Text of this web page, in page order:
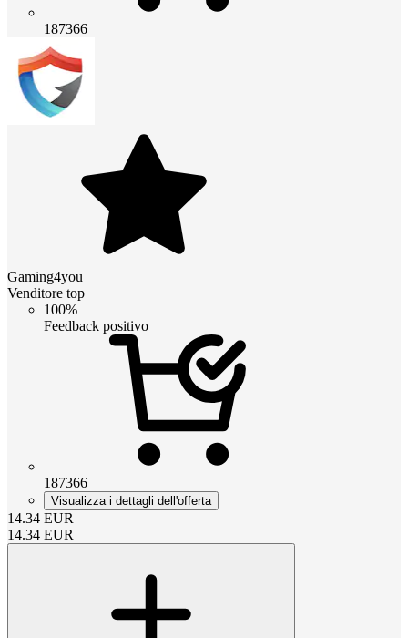
187366
Gaming4you
Venditore top
100%
Feedback positivo
187366
Visualizza i dettagli dell'offerta
14.34 EUR
14.34 EUR